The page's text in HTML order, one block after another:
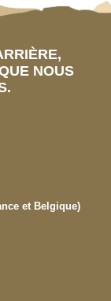
NOUS
et Belgique)